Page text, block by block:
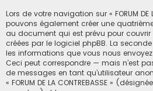
Lors de votre navigation sur « FORUM DE
pouvons également créer une
au document qui est prévu pour
créées par le logiciel phpBB. La
les informations que vous nous
Ceci peut correspondre — mais n’est
de messages en tant qu’utilisateur
« FORUM DE LA CONTREBASSE »